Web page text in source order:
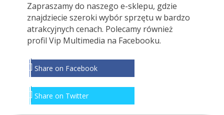
Zapraszamy do naszego e-sklepu, gdzie
znajdziecie szeroki wybór sprzętu w bardzo
atrakcyjnych cenach. Polecamy również
profil Vip Multimedia na Facebooku.
Share on Facebook
Share on Twitter